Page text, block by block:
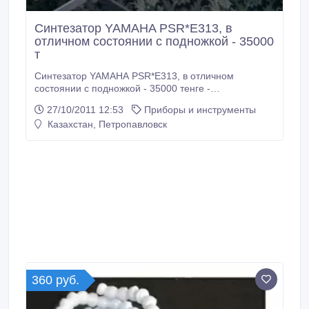
Синтезатор YAMAHA PSR*E313, в
отличном состоянии с подножкой - 35000
т
Синтезатор YAMAHA PSR*E313, в отличном
состоянии с подножкой - 35000 тенге -
27/10/2011 12:53
Приборы и инструменты
Казахстан, Петропавловск
360 руб.